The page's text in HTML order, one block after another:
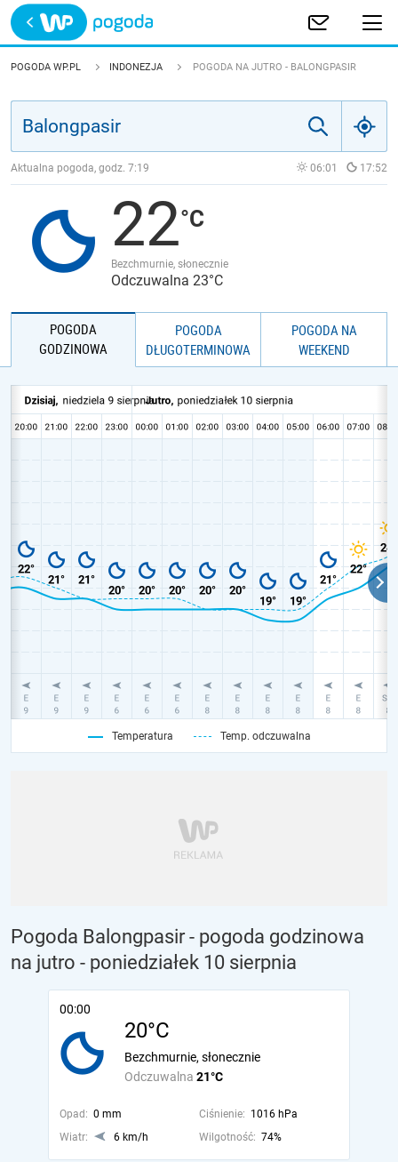
Trwa ładowanie
POLSKA
JAKOŚĆ POWIETRZA
POGODA WP.PL INDONEZJA POGODA NA JUTRO - BALONGPASIR
Aktualna pogoda, godz. 7:19 06:01 17:52
22
Bezchmurnie, słonecznie
Odczuwalna 23°C
POGODA
GODZINOWA
POGODA
DŁUGOTERMINOWA
POGODA NA
WEEKEND
Temperatura Temp. odczuwalna
Pogoda Balongpasir - pogoda godzinowa
na jutro - poniedziałek 10 sierpnia
00:00
20°C
Odczuwalna 21°C
Bezchmurnie, słonecznie
Opad: 0 mm Ciśnienie: 1016 hPa
Wiatr:
6 km/h Wilgotność: 74%